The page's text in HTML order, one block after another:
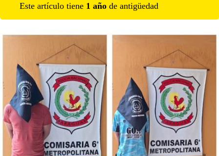
Este artículo tiene 1 año de antigüedad